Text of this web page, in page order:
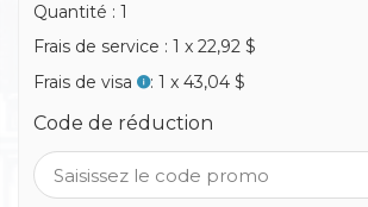
Quantité : 1
Frais de service : 1 x 22,92 $
Frais de visa : 1 x 43,04 $
Code de réduction